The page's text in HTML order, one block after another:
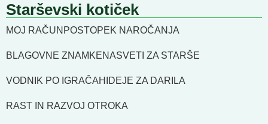
Starševski kotiček
MOJ RAČUN POSTOPEK NAROČANJA
BLAGOVNE ZNAMKENASVETI ZA STARŠE
VODNIK PO IGRAČAH IDEJE ZA DARILA
RAST IN RAZVOJ OTROKA